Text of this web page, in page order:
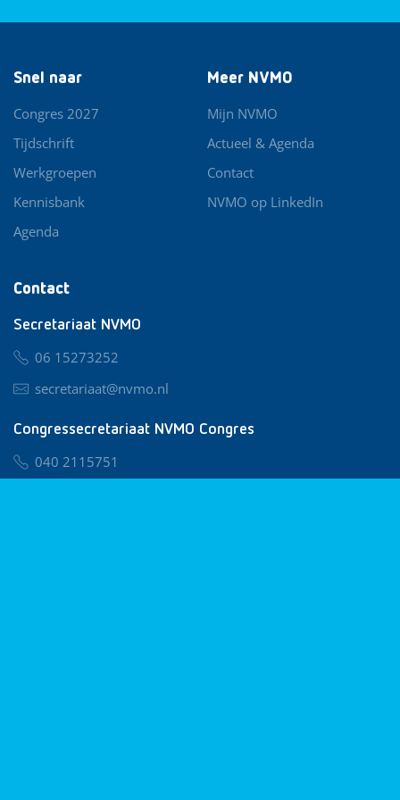
Contact
Secretariaat NVMO
06 15273252
secretariaat@nvmo.nl
Congressecretariaat NVMO Congres
040 2115751
Snel naar
Congres 2027
Tijdschrift
Werkgroepen
Kennisbank
Agenda
Meer NVMO
Mijn NVMO
Actueel & Agenda
Contact
NVMO op LinkedIn